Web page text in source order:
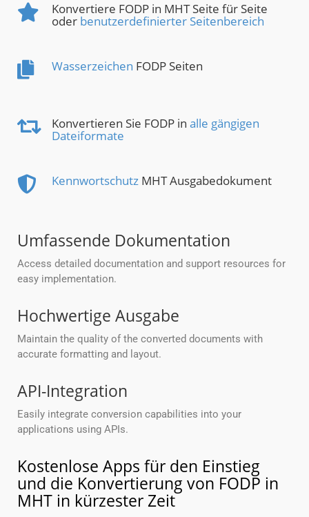
Konvertiere FODP in MHT Seite für Seite
oder benutzerdefinierter Seitenbereich
Wasserzeichen FODP Seiten
Konvertieren Sie FODP in alle gängigen
Dateiformate
Kennwortschutz MHT Ausgabedokument
Umfassende Dokumentation
Access detailed documentation and support resources for
easy implementation.
Hochwertige Ausgabe
Maintain the quality of the converted documents with
accurate formatting and layout.
API-Integration
Easily integrate conversion capabilities into your
applications using APIs.
Kostenlose Apps für den Einstieg
und die Konvertierung von FODP in
MHT in kürzester Zeit